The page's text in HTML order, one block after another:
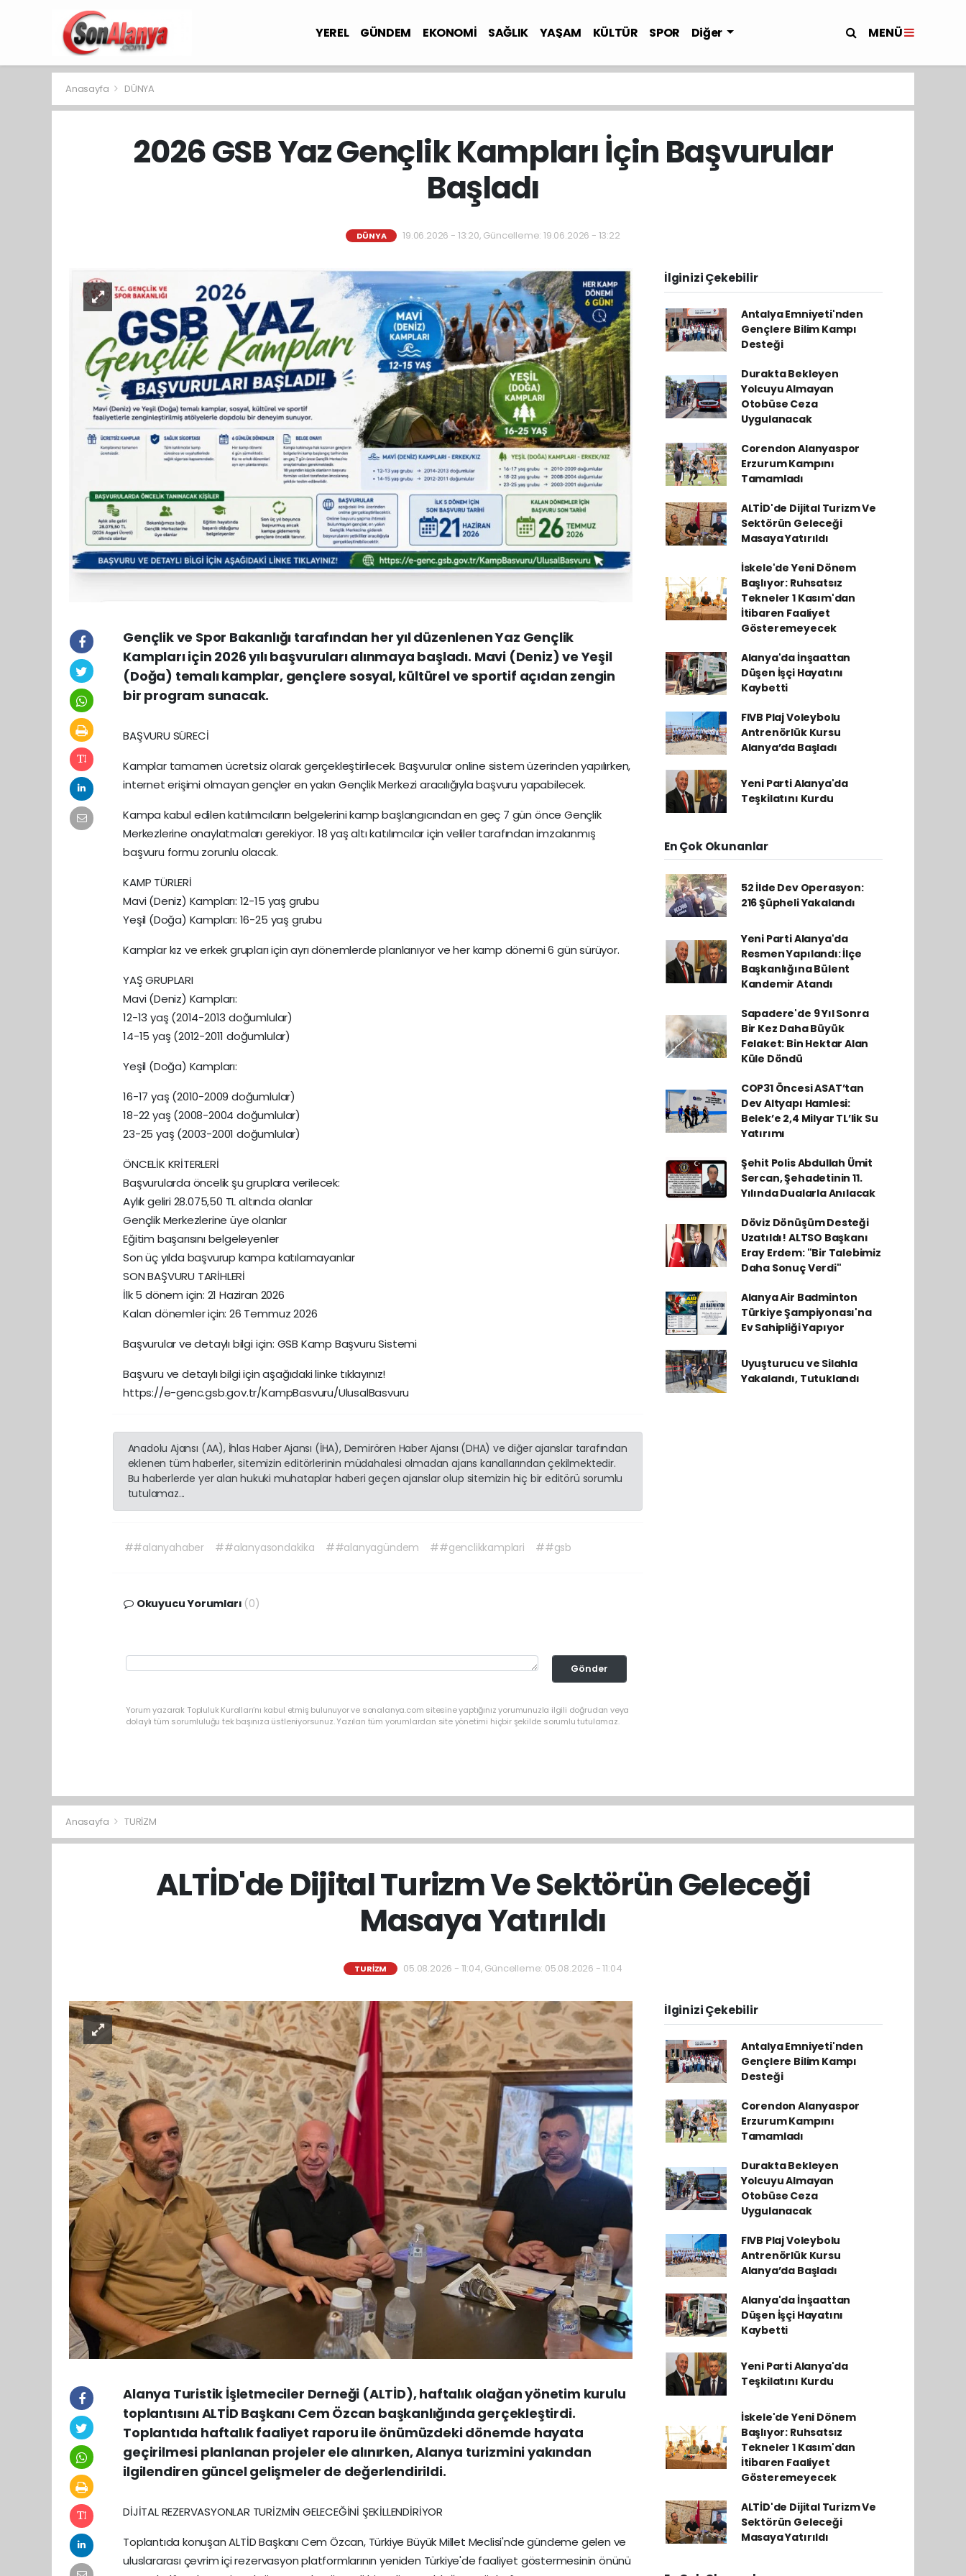
YEREL GÜNDEM EKONOMİ SAĞLIK YAŞAM KÜLTÜR SPOR Diğer MENÜ
Anasayfa DÜNYA
2026 GSB Yaz Gençlik Kampları İçin Başvurular
Başladı
DÜNYA 19.06.2026 - 13:20, Güncelleme: 19.06.2026 - 13:22
Gençlik ve Spor Bakanlığı tarafından her yıl düzenlenen Yaz Gençlik
Kampları için 2026 yılı başvuruları alınmaya başladı. Mavi (Deniz) ve Yeşil
(Doğa) temalı kamplar, gençlere sosyal, kültürel ve sportif açıdan zengin
bir program sunacak.
BAŞVURU SÜRECİ
Kamplar tamamen ücretsiz olarak gerçekleştirilecek. Başvurular online sistem üzerinden yapılırken,
internet erişimi olmayan gençler en yakın Gençlik Merkezi aracılığıyla başvuru yapabilecek.
Kampa kabul edilen katılımcıların belgelerini kamp başlangıcından en geç 7 gün önce Gençlik
Merkezlerine onaylatmaları gerekiyor. 18 yaş altı katılımcılar için veliler tarafından imzalanmış
başvuru formu zorunlu olacak.
KAMP TÜRLERİ
Mavi (Deniz) Kampları: 12-15 yaş grubu
Yeşil (Doğa) Kampları: 16-25 yaş grubu
Kamplar kız ve erkek grupları için ayrı dönemlerde planlanıyor ve her kamp dönemi 6 gün sürüyor.
YAŞ GRUPLARI
Mavi (Deniz) Kampları:
12-13 yaş (2014-2013 doğumlular)
14-15 yaş (2012-2011 doğumlular)
Yeşil (Doğa) Kampları:
16-17 yaş (2010-2009 doğumlular)
18-22 yaş (2008-2004 doğumlular)
23-25 yaş (2003-2001 doğumlular)
ÖNCELİK KRİTERLERİ
Başvurularda öncelik şu gruplara verilecek:
Aylık geliri 28.075,50 TL altında olanlar
Gençlik Merkezlerine üye olanlar
Eğitim başarısını belgeleyenler
Son üç yılda başvurup kampa katılamayanlar
SON BAŞVURU TARİHLERİ
İlk 5 dönem için: 21 Haziran 2026
Kalan dönemler için: 26 Temmuz 2026
Başvurular ve detaylı bilgi için: GSB Kamp Başvuru Sistemi
Başvuru ve detaylı bilgi için aşağıdaki linke tıklayınız!
https://e-genc.gsb.gov.tr/KampBasvuru/UlusalBasvuru
Anadolu Ajansı (AA), İhlas Haber Ajansı (İHA), Demirören Haber Ajansı (DHA) ve diğer ajanslar tarafından
eklenen tüm haberler, sitemizin editörlerinin müdahalesi olmadan ajans kanallarından çekilmektedir.
Bu haberlerde yer alan hukuki muhataplar haberi geçen ajanslar olup sitemizin hiç bir editörü sorumlu
tutulamaz...
##alanyahaber ##alanyasondakika ##alanyagündem ##genclikkamplari ##gsb
Okuyucu Yorumları (0)
Gönder
Yorum yazarak Topluluk Kuralları’nı kabul etmiş bulunuyor ve sonalanya.com sitesine yaptığınız yorumunuzla ilgili doğrudan veya
dolaylı tüm sorumluluğu tek başınıza üstleniyorsunuz. Yazılan tüm yorumlardan site yönetimi hiçbir şekilde sorumlu tutulamaz.
İlginizi Çekebilir
Antalya Emniyeti'nden
Gençlere Bilim Kampı
Desteği
Durakta Bekleyen
Yolcuyu Almayan
Otobüse Ceza
Uygulanacak
Corendon Alanyaspor
Erzurum Kampını
Tamamladı
ALTİD'de Dijital Turizm Ve
Sektörün Geleceği
Masaya Yatırıldı
İskele'de Yeni Dönem
Başlıyor: Ruhsatsız
Tekneler 1 Kasım'dan
İtibaren Faaliyet
Gösteremeyecek
Alanya'da İnşaattan
Düşen İşçi Hayatını
Kaybetti
FIVB Plaj Voleybolu
Antrenörlük Kursu
Alanya’da Başladı
Yeni Parti Alanya'da
Teşkilatını Kurdu
En Çok Okunanlar
52 İlde Dev Operasyon:
216 Şüpheli Yakalandı
Yeni Parti Alanya'da
Resmen Yapılandı: İlçe
Başkanlığına Bülent
Kandemir Atandı
Sapadere'de 9 Yıl Sonra
Bir Kez Daha Büyük
Felaket: Bin Hektar Alan
Küle Döndü
COP31 Öncesi ASAT’tan
Dev Altyapı Hamlesi:
Belek’e 2,4 Milyar TL’lik Su
Yatırımı
Şehit Polis Abdullah Ümit
Sercan, Şehadetinin 11.
Yılında Dualarla Anılacak
Döviz Dönüşüm Desteği
Uzatıldı! ALTSO Başkanı
Eray Erdem: "Bir Talebimiz
Daha Sonuç Verdi"
Alanya Air Badminton
Türkiye Şampiyonası'na
Ev Sahipliği Yapıyor
Uyuşturucu ve Silahla
Yakalandı, Tutuklandı
Anasayfa TURİZM
ALTİD'de Dijital Turizm Ve Sektörün Geleceği
Masaya Yatırıldı
TURİZM 05.08.2026 - 11:04, Güncelleme: 05.08.2026 - 11:04
Alanya Turistik İşletmeciler Derneği (ALTİD), haftalık olağan yönetim kurulu
toplantısını ALTİD Başkanı Cem Özcan başkanlığında gerçekleştirdi.
Toplantıda haftalık faaliyet raporu ile önümüzdeki dönemde hayata
geçirilmesi planlanan projeler ele alınırken, Alanya turizmini yakından
ilgilendiren güncel gelişmeler de değerlendirildi.
DİJİTAL REZERVASYONLAR TURİZMİN GELECEĞİNİ ŞEKİLLENDİRİYOR
Toplantıda konuşan ALTİD Başkanı Cem Özcan, Türkiye Büyük Millet Meclisi'nde gündeme gelen ve
uluslararası çevrim içi rezervasyon platformlarının yeniden Türkiye'de faaliyet göstermesinin önünü
İlginizi Çekebilir
Antalya Emniyeti'nden
Gençlere Bilim Kampı
Desteği
Corendon Alanyaspor
Erzurum Kampını
Tamamladı
Durakta Bekleyen
Yolcuyu Almayan
Otobüse Ceza
Uygulanacak
FIVB Plaj Voleybolu
Antrenörlük Kursu
Alanya’da Başladı
Alanya'da İnşaattan
Düşen İşçi Hayatını
Kaybetti
Yeni Parti Alanya'da
Teşkilatını Kurdu
İskele'de Yeni Dönem
Başlıyor: Ruhsatsız
Tekneler 1 Kasım'dan
İtibaren Faaliyet
Gösteremeyecek
ALTİD'de Dijital Turizm Ve
Sektörün Geleceği
Masaya Yatırıldı